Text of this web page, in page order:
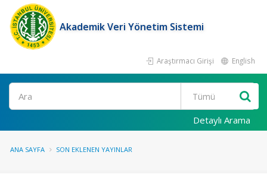
Akademik Veri Yönetim Sistemi
Araştırmacı Girişi English
Ara
Detaylı Arama
ANA SAYFA SON EKLENEN YAYINLAR